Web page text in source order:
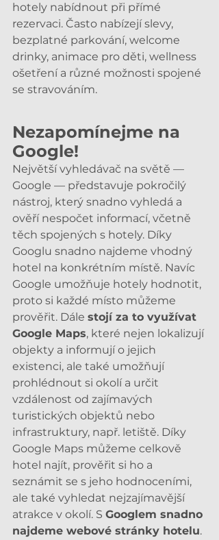
hotely nabídnout při přímé
rezervaci. Často nabízejí slevy,
bezplatné parkování, welcome
drinky, animace pro děti, wellness
ošetření a různé možnosti spojené
se stravováním.
Nezapomínejme na
Google!
Největší vyhledávač na světě —
Google — představuje pokročilý
nástroj, který snadno vyhledá a
ověří nespočet informací, včetně
těch spojených s hotely. Díky
Googlu snadno najdeme vhodný
hotel na konkrétním místě. Navíc
Google umožňuje hotely hodnotit,
proto si každé místo můžeme
prověřit. Dále stojí za to využívat
Google Maps, které nejen lokalizují
objekty a informují o jejich
existenci, ale také umožňují
prohlédnout si okolí a určit
vzdálenost od zajímavých
turistických objektů nebo
infrastruktury, např. letiště. Díky
Google Maps můžeme celkově
hotel najít, prověřit si ho a
seznámit se s jeho hodnoceními,
ale také vyhledat nejzajímavější
atrakce v okolí. S Googlem snadno
najdeme webové stránky hotelu.